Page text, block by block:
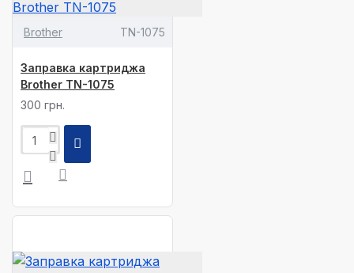
Brother TN-1075
Заправка картриджа
Brother TN-1075
300 грн.